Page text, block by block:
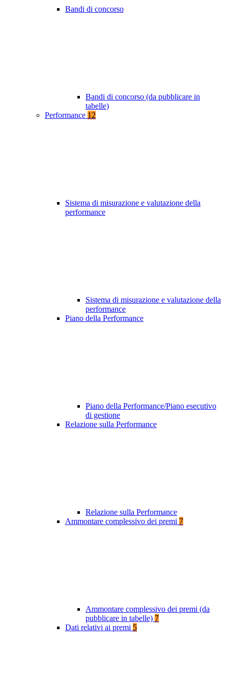
Bandi di concorso
Bandi di concorso (da pubblicare in
tabelle)
Performance 12
Sistema di misurazione e valutazione della
performance
Sistema di misurazione e valutazione della
performance
Piano della Performance
Piano della Performance/Piano esecutivo
di gestione
Relazione sulla Performance
Relazione sulla Performance
Ammontare complessivo dei premi 7
Ammontare complessivo dei premi (da
pubblicare in tabelle) 7
Dati relativi ai premi 5